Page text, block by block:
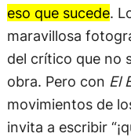
eso que sucede.
maravillosa
del crítico que no
obra. Pero con El
movimientos de
invita a escribir